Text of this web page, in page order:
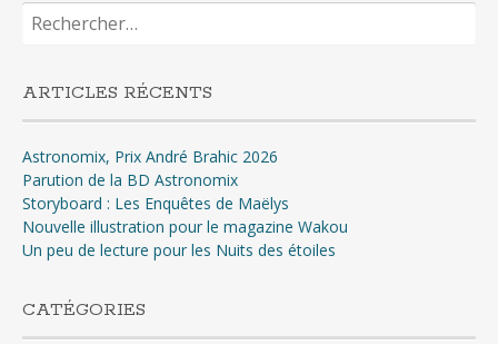
ARTICLES RÉCENTS
Astronomix, Prix André Brahic 2026
Parution de la BD Astronomix
Storyboard : Les Enquêtes de Maëlys
Nouvelle illustration pour le magazine Wakou
Un peu de lecture pour les Nuits des étoiles
CATÉGORIES